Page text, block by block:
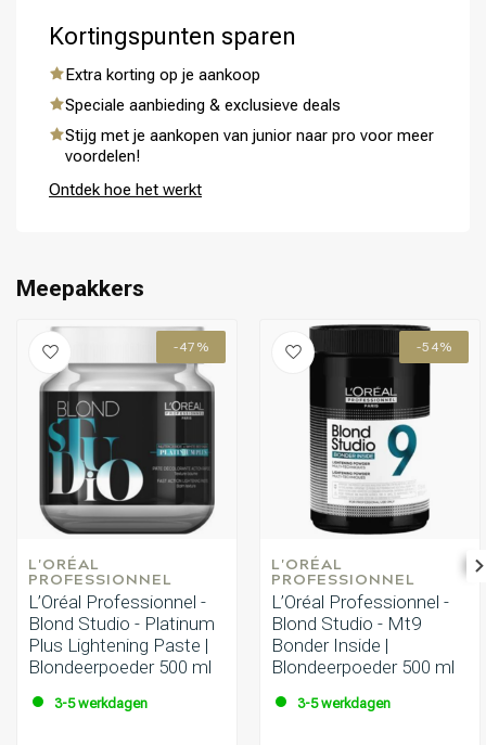
Omvorming CombiDeals
Kortingspunten sparen
Extra korting op je aankoop
Speciale aanbieding & exclusieve deals
Stijg met je aankopen van junior naar pro voor meer
voordelen!
Ontdek hoe het werkt
Meepakkers
-47%
L'ORÉAL
PROFESSIONNEL
L’Oréal Professionnel -
Blond Studio - Platinum
Plus Lightening Paste |
Blondeerpoeder 500 ml
3-5 werkdagen
-54%
L'ORÉAL
PROFESSIONNEL
L’Oréal Professionnel -
Blond Studio - Mt9
Bonder Inside |
Blondeerpoeder 500 ml
3-5 werkdagen